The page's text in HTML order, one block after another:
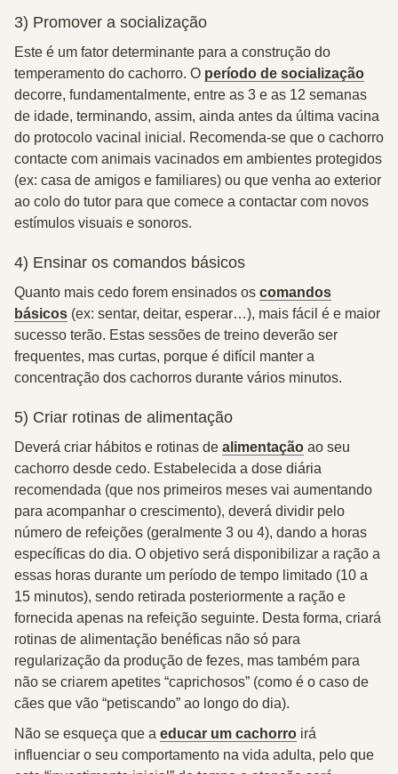
3) Promover a socialização
Este é um fator determinante para a construção do
temperamento do cachorro. O período de socialização
decorre, fundamentalmente, entre as 3 e as 12 semanas
de idade, terminando, assim, ainda antes da última vacina
do protocolo vacinal inicial. Recomenda-se que o cachorro
contacte com animais vacinados em ambientes protegidos
(ex: casa de amigos e familiares) ou que venha ao exterior
ao colo do tutor para que comece a contactar com novos
estímulos visuais e sonoros.
4) Ensinar os comandos básicos
Quanto mais cedo forem ensinados os comandos
básicos (ex: sentar, deitar, esperar…), mais fácil é e maior
sucesso terão. Estas sessões de treino deverão ser
frequentes, mas curtas, porque é difícil manter a
concentração dos cachorros durante vários minutos.
5) Criar rotinas de alimentação
Deverá criar hábitos e rotinas de alimentação ao seu
cachorro desde cedo. Estabelecida a dose diária
recomendada (que nos primeiros meses vai aumentando
para acompanhar o crescimento), deverá dividir pelo
número de refeições (geralmente 3 ou 4), dando a horas
específicas do dia. O objetivo será disponibilizar a ração a
essas horas durante um período de tempo limitado (10 a
15 minutos), sendo retirada posteriormente a ração e
fornecida apenas na refeição seguinte. Desta forma, criará
rotinas de alimentação benéficas não só para
regularização da produção de fezes, mas também para
não se criarem apetites “caprichosos” (como é o caso de
cães que vão “petiscando” ao longo do dia).
Não se esqueça que a educar um cachorro irá
influenciar o seu comportamento na vida adulta, pelo que